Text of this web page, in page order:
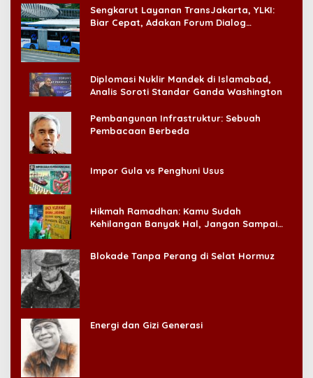
Sengkarut Layanan TransJakarta, YLKI:
Biar Cepat, Adakan Forum Dialog
Diplomasi Nuklir Mandek di Islamabad,
Analis Soroti Standar Ganda Washington
Pembangunan Infrastruktur: Sebuah
Pembacaan Berbeda
Impor Gula vs Penghuni Usus
Hikmah Ramadhan: Kamu Sudah
Kehilangan Banyak Hal, Jangan Sampai
Blokade Tanpa Perang di Selat Hormuz
Energi dan Gizi Generasi